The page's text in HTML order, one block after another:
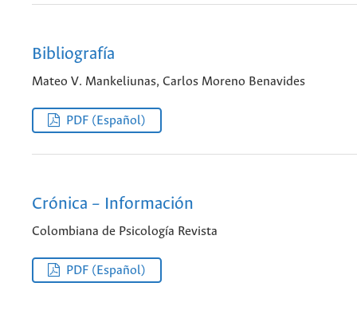
Bibliografía
Mateo V. Mankeliunas, Carlos Moreno Benavides
PDF (Español)
Crónica – Información
Colombiana de Psicología Revista
PDF (Español)